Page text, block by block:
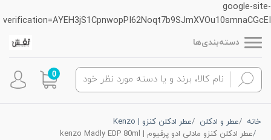
google-site-
verification=AYEH3jS1CpnwopPI62Noqt7b9SJmXVOu10smnaCGcEI
دسته‌بندی‌ها
0
خانه عطر و ادکلن
عطر ادکلن کنزو | Kenzo
عطر ادکلن کنزو مادلی ادو پرفیوم | kenzo Madly EDP 80ml